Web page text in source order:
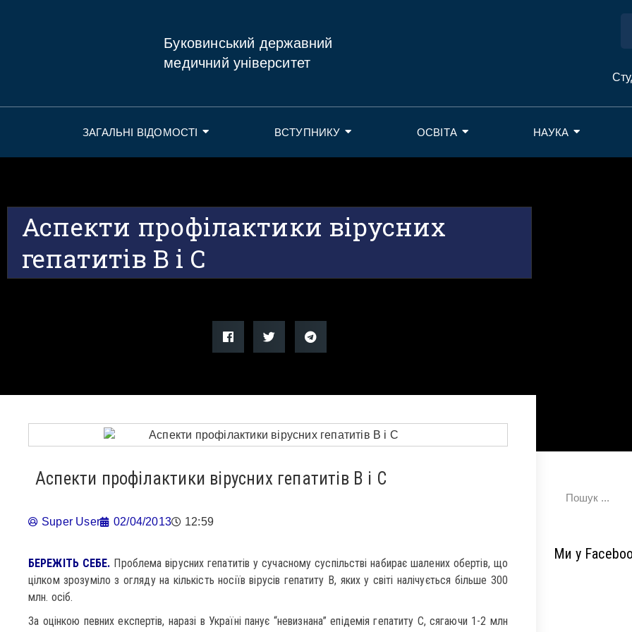
Буковинський державний
медичний університет
ЗАГАЛЬНІ ВІДОМОСТІ ВСТУПНИКУ ОСВІТА НАУКА
Аспекти профілактики вірусних
гепатитів В і С
Аспекти профілактики вірусних гепатитів В і С
Super User 02/04/2013 12:59
БЕРЕЖІТЬ СЕБЕ. Проблема вірусних гепатитів у сучасному суспільстві набирає шалених обертів, що
цілком зрозуміло з огляду на кількість носіїв вірусів гепатиту В, яких у світі налічується більше 300
млн. осіб.
За оцінкою певних експертів, наразі в Україні панує “невизнана” епідемія гепатиту С, сягаючи 1-2 млн
Ми у